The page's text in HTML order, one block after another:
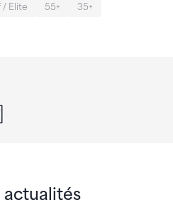
/ Elite 55+
35+
actualités